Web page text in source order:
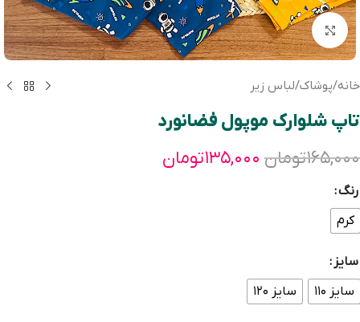
بزرگنمایی تصویر
خانه/پوشاک/لباس زیر
تاپ شلوارک موپول فضانورد
۱۶۵,۰۰۰تومان ۱۳۵,۰۰۰تومان
رنگ
کرم
سایز
سایز ۱۱۰
سایز ۱۲۰